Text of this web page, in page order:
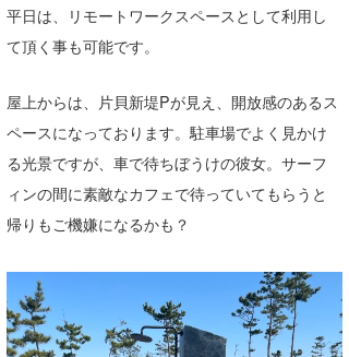
平日は、リモートワークスペースとして利用し
て頂く事も可能です。
屋上からは、片貝新堤Pが見え、開放感のあるス
ペースになっております。駐車場でよく見かけ
る光景ですが、車で待ちぼうけの彼女。サーフ
ィンの間に素敵なカフェで待っていてもらうと
帰りもご機嫌になるかも？
waka☆=
まっきー